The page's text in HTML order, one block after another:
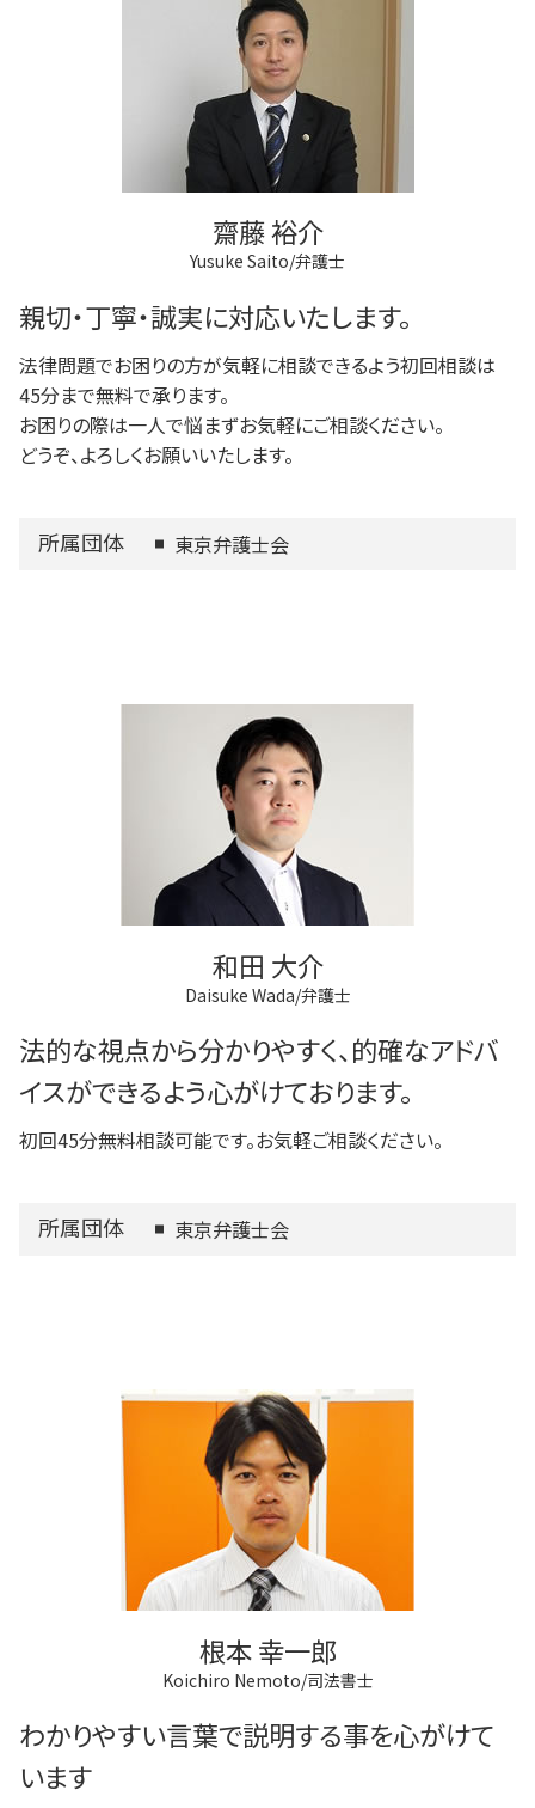
任意後見制度 代理人
成年後見制度 手続き
任意後見制度 権利
弁護士 登記手続
法人登記 メリット
登記手続き 弁護士
府中市 不動産トラブル
狛江市 借金問題
多摩市 離婚 相談
府中市 借金問題
調布市 不動産トラブル
齋藤 裕介
Yusuke Saito/弁護士
親切・丁寧・誠実に対応いたします。
法律問題でお困りの方が気軽に相談できるよう初回相談は
45分まで無料で承ります。
お困りの際は一人で悩まずお気軽にご相談ください。
どうぞ、よろしくお願いいたします。
所属団体 東京弁護士会
和田 大介
Daisuke Wada/弁護士
法的な視点から分かりやすく、的確なアドバ
イスができるよう心がけております。
初回45分無料相談可能です。お気軽ご相談ください。
所属団体 東京弁護士会
根本 幸一郎
Koichiro Nemoto/司法書士
わかりやすい言葉で説明する事を心がけて
います